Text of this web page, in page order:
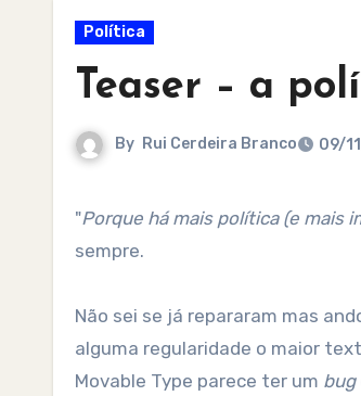
Política
Teaser – a
By Rui Cerdeira Branco 09/
" Porque há mais política (e
sempre.
Não sei se já repararam mas
alguma regularidade o maior
Movable Type parece ter um bug